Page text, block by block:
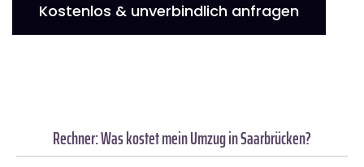
Kostenlos & unverbindlich anfragen
Rechner: Was kostet mein Umzug in Saarbrücken?